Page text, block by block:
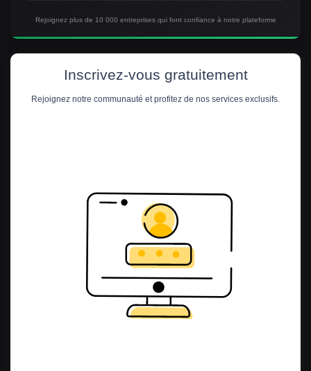
Rejoignez plus de 10 000 entreprises qui font confiance à notre plateforme
Inscrivez-vous gratuitement
Rejoignez notre communauté et profitez de nos services exclusifs.